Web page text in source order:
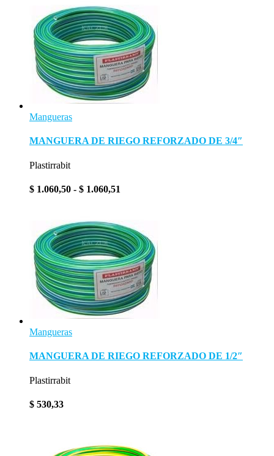
desde
$ 109,24
hasta
$ 883,79
Mangueras
MANGUERA DE RIEGO REFORZADO DE 3/4″
Plastirrabit
$ 1.060,50 - $ 1.060,51
$ 1.060,50
hasta
$ 1.060,51
Mangueras
MANGUERA DE RIEGO REFORZADO DE 1/2″
Plastirrabit
$ 530,33